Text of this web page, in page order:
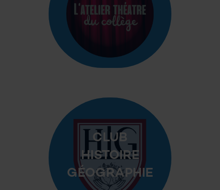
CLUB
HISTOIRE
GÉOGRAPHIE